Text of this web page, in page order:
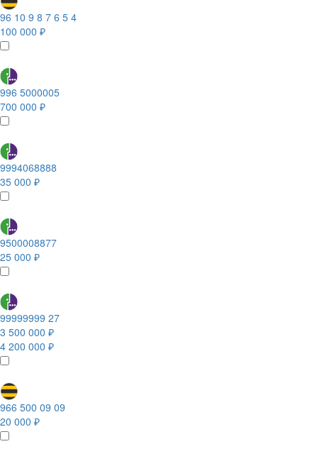
96 10 9 8 7 6 5 4
100 000 ₽
996 5000005
700 000 ₽
9994068888
35 000 ₽
9500008877
25 000 ₽
99999999 27
3 500 000 ₽
4 200 000 ₽
966 500 09 09
20 000 ₽